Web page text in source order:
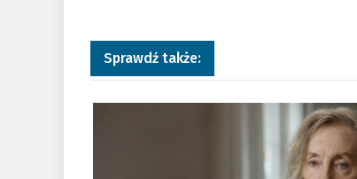
Sprawdź także:
a